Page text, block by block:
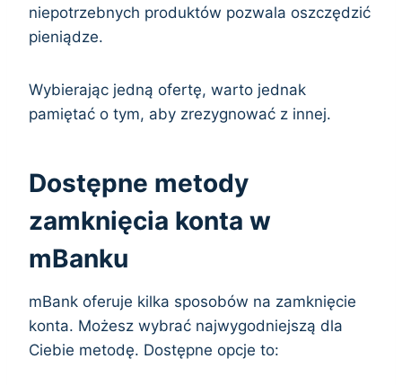
niepotrzebnych produktów pozwala oszczędzić
pieniądze.
Wybierając jedną ofertę, warto jednak
pamiętać o tym, aby zrezygnować z innej.
Dostępne metody
zamknięcia konta w
mBanku
mBank oferuje kilka sposobów na zamknięcie
konta. Możesz wybrać najwygodniejszą dla
Ciebie metodę. Dostępne opcje to: